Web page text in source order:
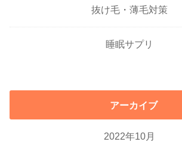
抜け毛・薄毛対策
睡眠サプリ
アーカイブ
2022年10月